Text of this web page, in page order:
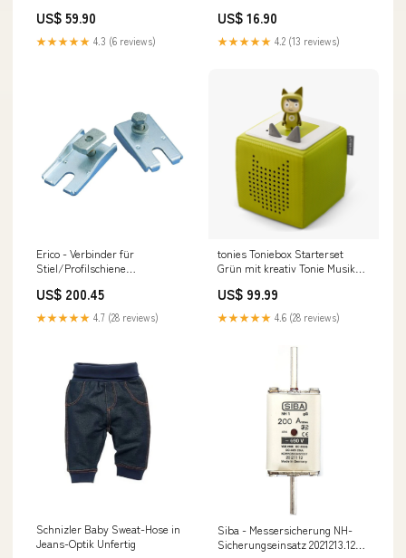
M32x1,5 R9005 BK 9005-BK −
25 Stück Raumklimagerät
US$ 59.90
★★★★★ 4.3 (6 reviews)
RB ST 10-(2,5/4) 2p. rt − 10
Stück SLZ-M50FA
US$ 16.90
★★★★★ 4.2 (13 reviews)
Erico - Verbinder für
Stiel/Profilschiene
Stück Camper Küche Modul
US$ 200.45
★★★★★ 4.7 (28 reviews)
tonies Toniebox Starterset
Grün mit kreativ Tonie Musik
US$ 99.99
★★★★★ 4.6 (28 reviews)
Schnizler Baby Sweat-Hose in
Jeans-Optik Unfertig
Siba - Messersicherung NH-
Sicherungseinsatz 2021213.125